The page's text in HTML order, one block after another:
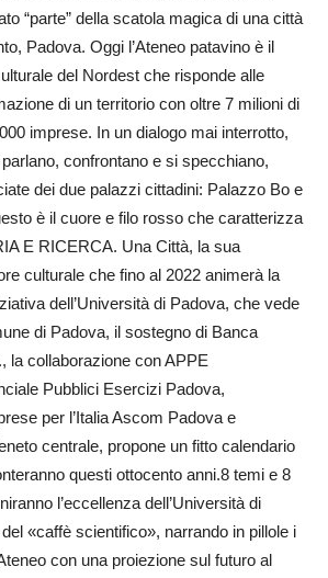
“parte” della scatola magica di una città
Padova. Oggi l’Ateneo patavino è il
del Nordest che risponde alle
di un territorio con oltre 7 milioni di
imprese. In un dialogo mai interrotto,
confrontano e si specchiano,
dei due palazzi cittadini: Palazzo Bo e
è il cuore e filo rosso che caratterizza
E RICERCA. Una Città, la sua
culturale che fino al 2022 animerà la
dell’Università di Padova, che vede
di Padova, il sostegno di Banca
la collaborazione con APPE
Pubblici Esercizi Padova,
per l’Italia Ascom Padova e
centrale, propone un fitto calendario
questi ottocento anni.8 temi e 8
l’eccellenza dell’Uni­versità di
«caffè scientifico», narrando in pillole i
con una proiezione sul futuro al